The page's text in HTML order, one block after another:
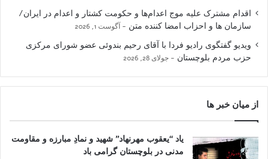
اقدام مشترک علیه موج اعدام‌ها و حکومت کشتار و اعدام در ایران/
سازمان ها و احزاب امضا کننده متن
آگوست 1, 2026
ویدیو گفتگوی رادیو فردا با آقای رحیم بندوئی عضو شورای مرکزی
حزب مردم بلوچستان
جولای 28, 2026
از میان خبر ها
یاد “یعقوب مهرنهاد” شهید و نمادِ مبارزه و مقاومت
مدنی در بلوچستان گرامی باد